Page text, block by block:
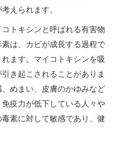
えられます。
トキシンと呼ばれる有害物
は、カビが成長する過程で
ます。マイコトキシンを吸
き起こされることがありま
めまい、皮膚のかゆみなど
疫力が低下している人々や
素に対して敏感であり、健